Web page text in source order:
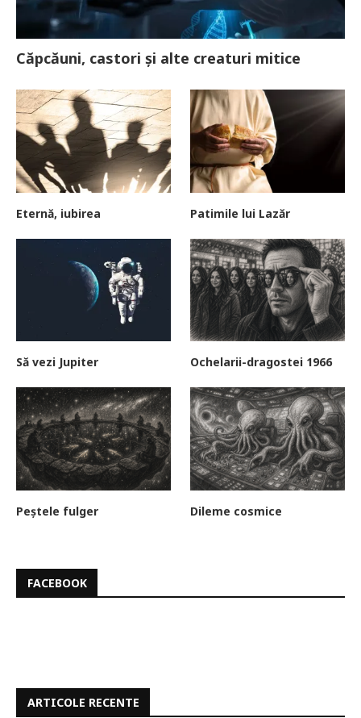
Căpcăuni, castori și alte creaturi mitice
Eternă, iubirea Patimile lui Lazăr
Să vezi Jupiter Ochelarii-dragostei 1966
Peștele fulger Dileme cosmice
FACEBOOK
ARTICOLE RECENTE